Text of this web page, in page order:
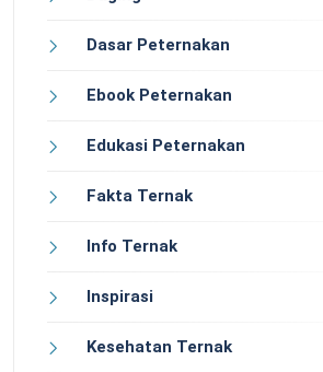
Dasar Peternakan
Ebook Peternakan
Edukasi Peternakan
Fakta Ternak
Info Ternak
Inspirasi
Kesehatan Ternak